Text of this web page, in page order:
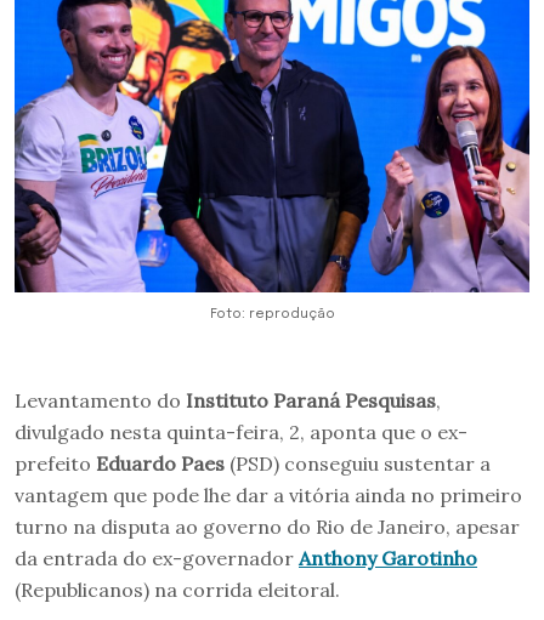
Foto: reprodução
Levantamento do Instituto Paraná Pesquisas,
divulgado nesta quinta-feira, 2, aponta que o ex-
prefeito Eduardo Paes (PSD) conseguiu sustentar a
vantagem que pode lhe dar a vitória ainda no primeiro
turno na disputa ao governo do Rio de Janeiro, apesar
da entrada do ex-governadorAnthony Garotinho
(Republicanos) na corrida eleitoral.